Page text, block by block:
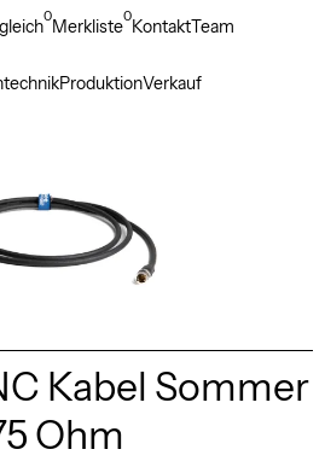
ProduktionVerkauf
0Merkliste0KontaktTeam
Kabel Sommer
Ohm